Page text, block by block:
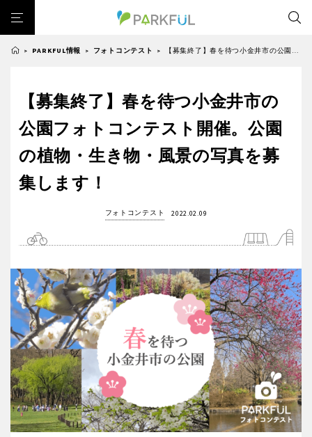
芝生広場 幼児向け 大型遊具 ピックアップ1000公園
テニスコート バーベキュー
カフェ・レストラン サッカー・フットサル ランニングコース
動物園・ふれあい 歴史・文化財
Pickup 花の名所 プレーパーク 公園グルメ 美術館
インクルーシブパーク 屋根付き遊び場 花菖蒲 キャンプ場
バスケットゴール ふわふわドーム 健康遊具 ゲートボール
スケートパーク ライトアップ イルミネーション イベント
交通公園
地域で探す
北海道・東北
北海道 青森
岩手
福島
関東
茨城 栃木
群馬 埼玉
大型遊具 ピックアップ1000公園
自然が豊か 梅・桜の名所
景色が良い 水遊び
テニスコート
ランニングコース 動物園・ふれあい
歴史・文化財 日本庭園
紅葉の美しい公園 さくら名所100公園
屋内遊び場 アスレチックコース
バスケットボール 彫刻・アート
桜・梅の名所 コトブキ事例
洋式庭園 ドッグラン
ローラー滑り台 植物園
夜景スポット Pickup
> PARKFUL情報 > フォトコンテスト > 【募集終了】春を待つ小金井市の公園フォトコンテスト開催。公園の植物・生き物・風景の写真を募集します！
【募集終了】春を待つ小金井市の
公園フォトコンテスト開催。公園
の植物・生き物・風景の写真を募
集します！
フォトコンテスト 2022.02.09